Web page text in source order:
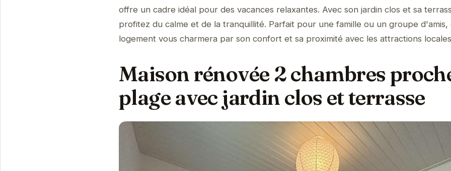
offre un cadre idéal pour des vacances relaxantes. Avec son jardin clos et sa
profitez du calme et de la tranquillité. Parfait pour une famille ou un groupe d'amis,
logement vous charmera par son confort et sa proximité avec les attractions
Maison rénovée 2 chambres
plage avec jardin clos et terrasse